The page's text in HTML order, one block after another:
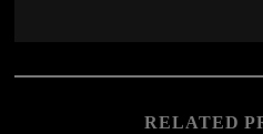
RELATED